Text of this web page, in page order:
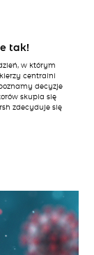
tak!
w którym
centralni
decyzje
skupia się
zdecyduje się